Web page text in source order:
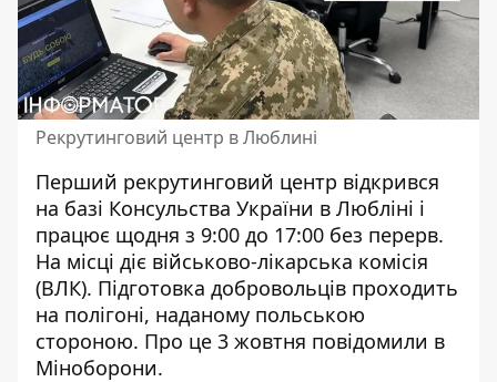
Рекрутинговий центр в Люблині
Перший рекрутинговий центр відкрився
на базі Консульства України в Любліні і
працює щодня з 9:00 до 17:00 без перерв.
На місці діє військово-лікарська комісія
(ВЛК). Підготовка добровольців проходить
на полігоні, наданому польською
стороною. Про це 3 жовтня повідомили в
Міноборони.